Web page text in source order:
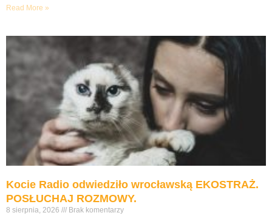
Read More »
Kocie Radio odwiedziło wrocławską EKOSTRAŻ.
POSŁUCHAJ ROZMOWY.
8 sierpnia, 2026 Brak komentarzy